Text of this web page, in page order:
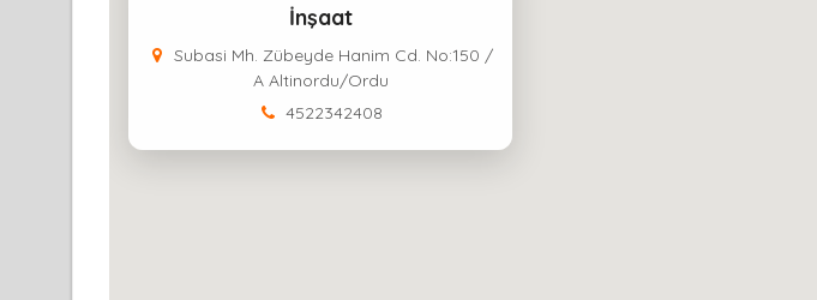
İnşaat
Subasi Mh. Zübeyde Hanim Cd. No:150 /
A Altinordu/Ordu
4522342408